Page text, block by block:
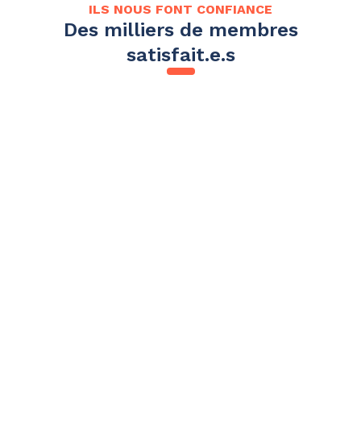
ILS NOUS FONT CONFIANCE
Des milliers de membres
satisfait.e.s